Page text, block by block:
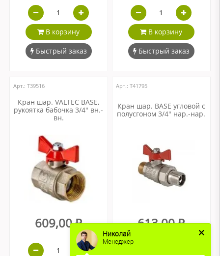
В корзину
Быстрый заказ
В корзину
Быстрый заказ
Арт.: Т39516
Кран шар. VALTEC BASE,
рукоятка бабочка 3/4" вн.-
вн.
609,00 ₽
Арт.: Т41795
Кран шар. BASE угловой с
полусгоном 3/4" нар.-нар.
613,00 ₽
Николай
Менеджер